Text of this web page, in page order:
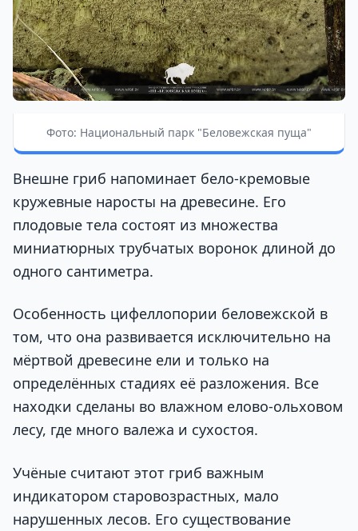
Фото: Национальный парк "Беловежская пуща"
Внешне гриб напоминает бело-кремовые
кружевные наросты на древесине. Его
плодовые тела состоят из множества
миниатюрных трубчатых воронок длиной до
одного сантиметра.
Особенность цифеллопории беловежской в
том, что она развивается исключительно на
мёртвой древесине ели и только на
определённых стадиях её разложения. Все
находки сделаны во влажном елово-ольховом
лесу, где много валежа и сухостоя.
Учёные считают этот гриб важным
индикатором старовозрастных, мало
нарушенных лесов. Его существование